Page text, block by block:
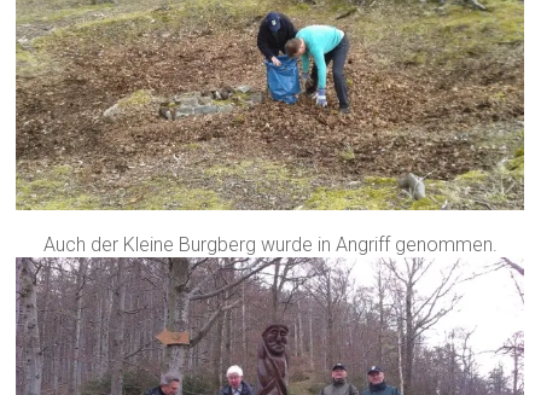
Auch der Kleine Burgberg wurde in Angriff genommen.